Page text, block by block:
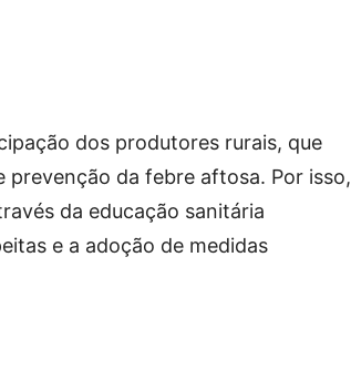
dos produtores rurais, que
da febre aftosa. Por isso,
da educação sanitária
e a adoção de medidas